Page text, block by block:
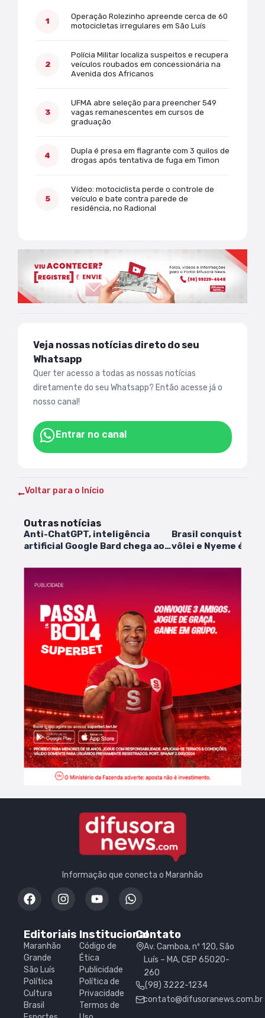
Operação Rolezinho apreende cerca de 60
motocicletas irregulares em São Luís
Polícia Militar localiza suspeitos e recupera
veículos roubados em concessionária na
Avenida dos Africanos
UFMA abre seleção para preencher 549
vagas remanescentes em cursos de
graduação
Dupla é presa em flagrante com 3 quilos de
drogas após tentativa de fuga em Timon
Vídeo: motociclista perde o controle de
veículo e bate contra parede de
residência, no Radional
Veja nossas notícias direto do seu
Whatsapp
Quer ter acesso a todas as nossas notícias
diretamente do seu Whatsapp? Então acesse já o
nosso canal!
Entrar no canal
Voltar para o Início
Outras notícias
Anti-ChatGPT, inteligência
artificial Google Bard chega ao
Brasil conquista
vôlei e Nyeme é
Paris
Informação que conecta o Maranhão
Editoriais
Maranhão
Grande
São Luís
Política
Cultura
Brasil
Institucional
Código de
Ética
Publicidade
Política de
Privacidade
Termos de
Contato
Av. Camboa, nº 120, São
Luís – MA, CEP 65020-
260
(98) 3222-1234
contato@difusoranews.com.br